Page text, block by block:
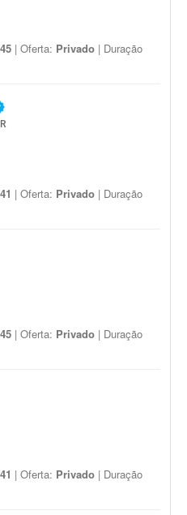
| Oferta: Privado | Duração
| Oferta: Privado | Duração
| Oferta: Privado | Duração
| Oferta: Privado | Duração